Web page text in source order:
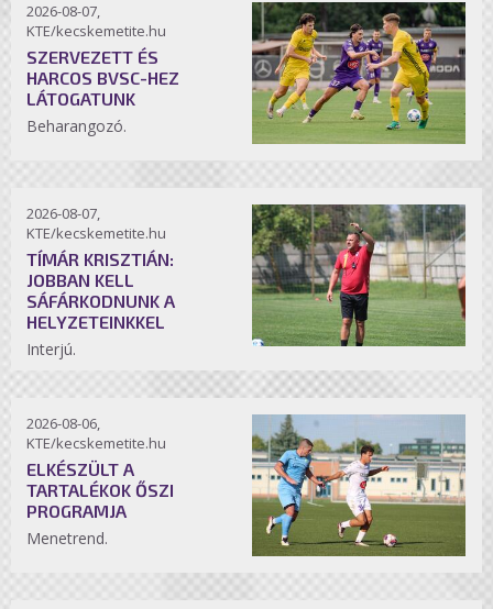
2026-08-07,
KTE/kecskemetite.hu
SZERVEZETT ÉS
HARCOS BVSC-HEZ
LÁTOGATUNK
Beharangozó.
2026-08-07,
KTE/kecskemetite.hu
TÍMÁR KRISZTIÁN:
JOBBAN KELL
SÁFÁRKODNUNK A
HELYZETEINKKEL
Interjú.
2026-08-06,
KTE/kecskemetite.hu
ELKÉSZÜLT A
TARTALÉKOK ŐSZI
PROGRAMJA
Menetrend.